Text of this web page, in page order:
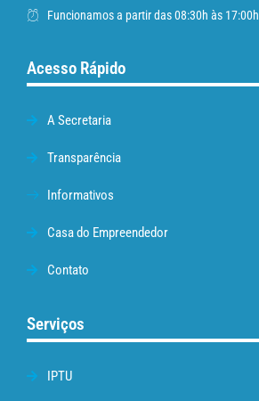
Funcionamos a partir das 08:30h às 17:00h
Acesso Rápido
A Secretaria
Transparência
Informativos
Casa do Empreendedor
Contato
Serviços
IPTU